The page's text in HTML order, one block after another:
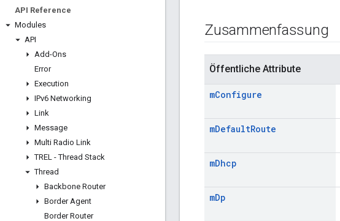
API Reference
Modules
API
Add-Ons
Error
Execution
IPv6 Networking
Link
Message
Multi Radio Link
TREL - Thread Stack
Thread
Backbone Router
Border Agent
Border Router
Zusammenfassung
Öffentliche Attribute
mConfigure
mDefaultRoute
mDhcp
mDp